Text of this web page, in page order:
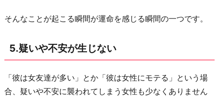
そんなことが起こる瞬間が運命を感じる瞬間の一つです。
5.疑いや不安が生じない
「彼は女友達が多い」とか「彼は女性にモテる」という場
合、疑いや不安に襲われてしまう女性も少なくありません